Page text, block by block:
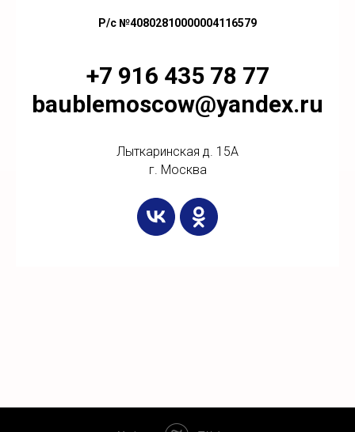
Р/с №40802810000004116579
+7 916 435 78 77
baublemoscow@yandex.ru
Лыткаринская д. 15А
г. Москва